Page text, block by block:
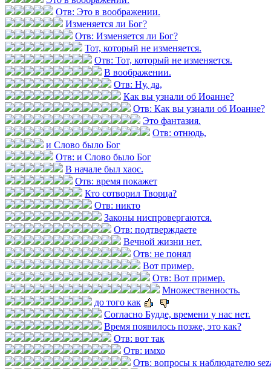
Отв: Это в воображении.
Изменяется ли Бог?
Отв: Изменяется ли Бог?
Тот, который не изменяется.
Отв: Тот, который не изменяется.
В воображении.
Отв: Ну, да,
Как вы узнали об Иоанне?
Отв: Как вы узнали об Иоанне?
Это фантазия.
Отв: отнюдь,
и Слово было Бог
Отв: и Слово было Бог
В начале был хаос.
Отв: время покажет
Кто сотворил Творца?
Отв: никто
Законы ниспровергаются.
Отв: подтверждаете
Вечной жизни нет.
Отв: не понял
Вот пример.
Отв: Вот пример.
Множественность.
до того как
Согласно Будде, времени у нас нет.
Время появилось позже, это как?
Отв: вот так
Отв: имхо
Отв: вопросы к наблюдателю